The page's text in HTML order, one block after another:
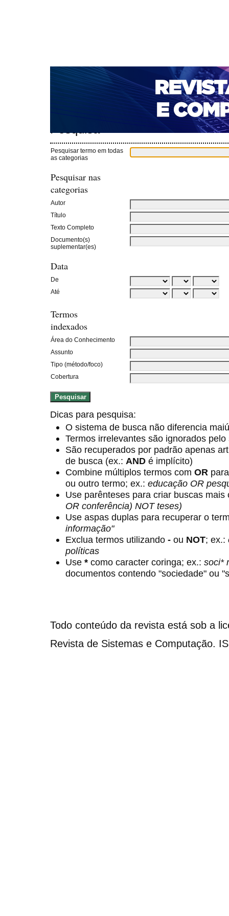
CAPA SOBRE ACESSO CADASTRO
NOTÍCIAS
PORTAL DE REVISTAS DA UNIFACS
PARA AVALIADORES
NOVA SUBMISSÃO
Pesquisar termo em todas
as categorias
Pesquisar nas
categorias
Autor
Título
Texto Completo
Documento(s)
suplementar(es)
Data
De
Até
Termos
indexados
Área do Conhecimento
Assunto
Tipo (método/foco)
Cobertura
Dicas para pesquisa:
O sistema de busca não diferencia
Termos irrelevantes são ignorados
São recuperados por padrão apenas
de busca (ex.: AND é implícito)
Combine múltiplos termos com OR
ou outro termo; ex.: educação OR
Use parênteses para criar buscas
OR conferência) NOT teses)
Use aspas duplas para recuperar o
informação"
Exclua termos utilizando - ou NOT; ex.:
políticas
Use * como caracter coringa; ex.: soci*
documentos contendo "sociedade" ou
Todo conteúdo da revista está sob a
Revista de Sistemas e Computação.